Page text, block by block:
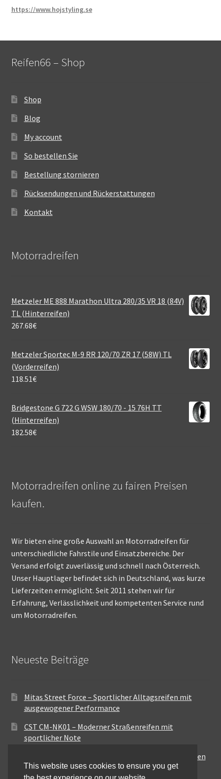
https://www.hojstyling.se
Reifen66 – Shop
Shop
Blog
My account
So bestellen Sie
Bestellung stornieren
Rücksendungen und Rückerstattungen
Kontakt
Motorradreifen
Metzeler ME 888 Marathon Ultra 280/35 VR 18 (84V)
TL (Hinterreifen)
267.68€
Metzeler Sportec M-9 RR 120/70 ZR 17 (58W) TL
(Vorderreifen)
118.51€
Bridgestone G 722 G WSW 180/70 - 15 76H TT
(Hinterreifen)
182.58€
Motorradreifen online zu fairen Preisen
kaufen.
Wir bieten eine große Auswahl an Motorradreifen für
unterschiedliche Fahrstile und Einsatzbereiche. Der
Versand erfolgt zuverlässig und schnell nach Österreich.
Unser Hauptlager befindet sich in Deutschland, was kurze
Lieferzeiten ermöglicht. Seit 2011 stehen wir für
Erfahrung, Verlässlichkeit und kompetenten Service rund
um Motorradreifen.
Neueste Beiträge
Mitas Street Force – Sportlicher Alltagsreifen mit
ausgewogener Performance
CST CM-NK01 – Moderner Straßenreifen mit
sportlicher Note
Maxxis MA-ST3 – Ausgewogener Sport-Touring-Reifen
für vielseitige Einsätze
This website uses cookies to ensure you get